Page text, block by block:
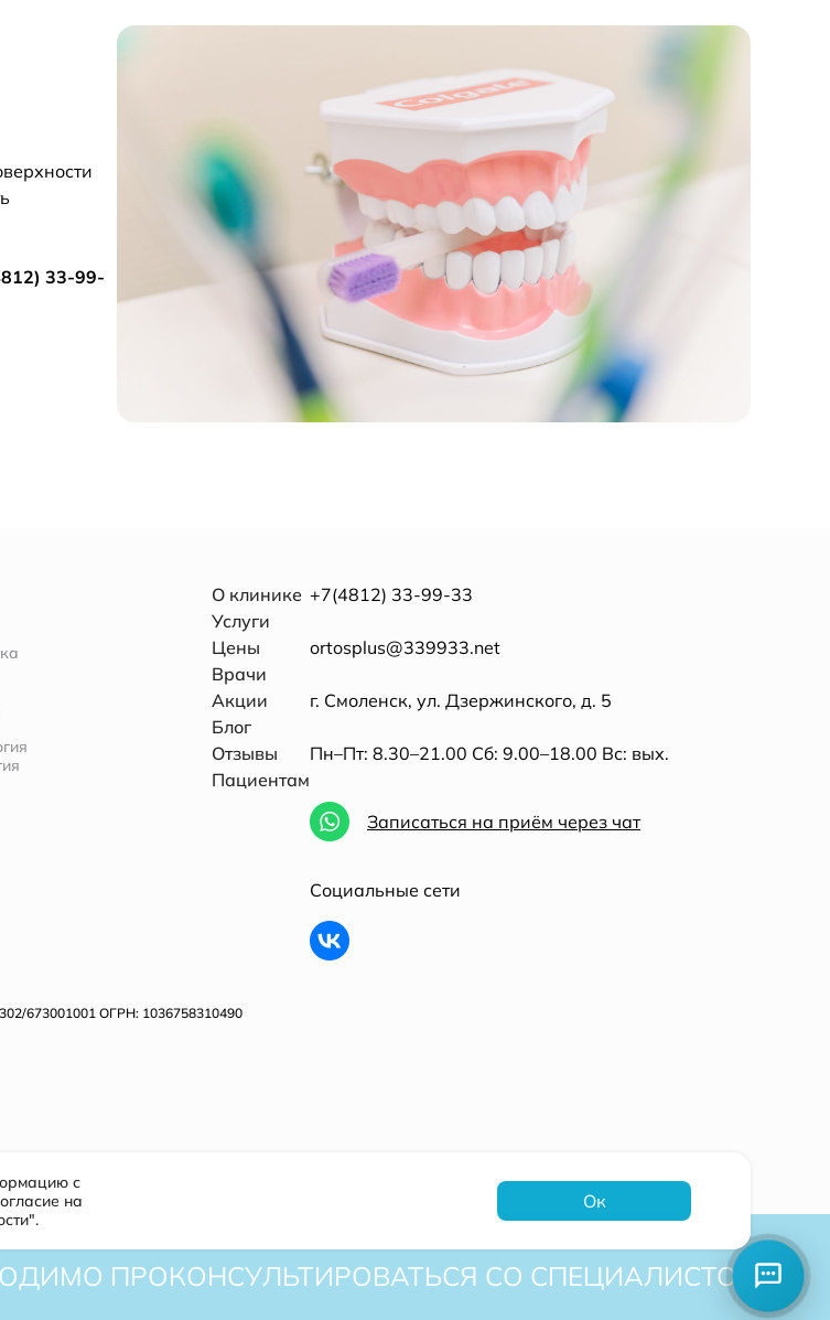
33-99-
О клинике
Услуги
Цены
Врачи
Акции
Блог
Отзывы
Пациентам
+7(4812) 33-99-33
ortosplus@339933.net
г. Смоленск, ул. Дзержинского, д. 5
Пн–Пт: 8.30–21.00 Сб: 9.00–18.00 Вс: вых.
Записаться на приём через чат
Социальные сети
673001001 ОГРН: 1036758310490
ПРОКОНСУЛЬТИРОВАТЬСЯ СО СПЕЦИАЛИСТОМ.
с
на
Ок